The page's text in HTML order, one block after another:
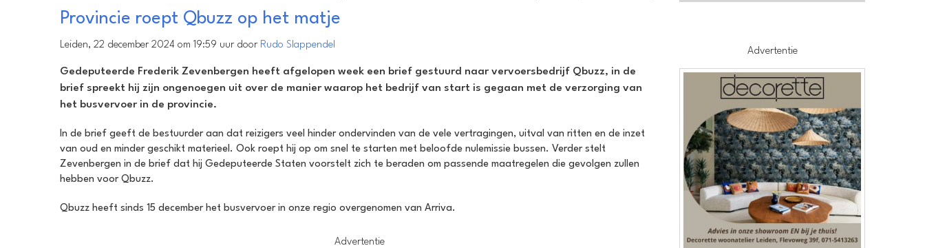
Provincie roept Qbuzz op het matje
Leiden, 22 december 2024 om 19:59 uur door Rudo Slappendel
Gedeputeerde Frederik Zevenbergen heeft afgelopen week een brief gestuurd naar vervoersbedrijf Qbuzz, in de
brief spreekt hij zijn ongenoegen uit over de manier waarop het bedrijf van start is gegaan met de verzorging van
het busvervoer in de provincie.
In de brief geeft de bestuurder aan dat reizigers veel hinder ondervinden van de vele vertragingen, uitval van ritten en de inzet
van oud en minder geschikt materieel. Ook roept hij op om snel te starten met beloofde nulemissie bussen. Verder stelt
Zevenbergen in de brief dat hij Gedeputeerde Staten voorstelt zich te beraden om passende maatregelen die gevolgen zullen
hebben voor Qbuzz.
Qbuzz heeft sinds 15 december het busvervoer in onze regio overgenomen van Arriva.
Advertentie
Advertentie